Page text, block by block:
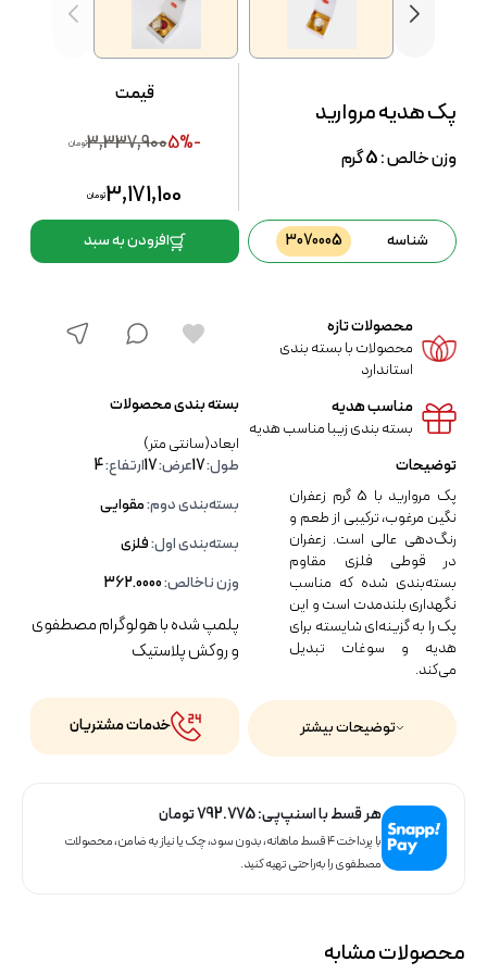
پک هدیه مروارید
وزن خالص :5گرم
توضیحات
پک مروارید با 5 گرم زعفران
نگین مرغوب، ترکیبی از طعم و
رنگ‌دهی عالی است. زعفران
در قوطی فلزی مقاوم
بسته‌بندی شده که مناسب
نگهداری بلندمدت است و این
پک را به گزینه‌ای شایسته برای
هدیه و سوغات تبدیل
می‌کند.
بسته بندی محصولات
ابعاد(سانتی متر)
طول:17عرض:17ارتفاع:4
بسته‌بندی دوم:مقوایی
بسته‌بندی اول:فلزی
وزن ناخالص:362.0000
پلمپ شده با هولوگرام مصطفوی
و روکش پلاستیک
محصولات تازه
محصولات با بسته بندی
استاندارد
مناسب هدیه
بسته بندی زیبا مناسب هدیه
خدمات مشتریان
قیمت
-5%
3,337,900تومان
3,171,100تومان
افزودن به سبد شناسه 3070005
توضیحات بیشتر
هر قسط با اسنپ‌پی:792.775تومان
با پرداخت ۴ قسط ماهانه، بدون سود، چک یا نیاز به ضامن، محصولات
مصطفوی را به‌راحتی تهیه کنید.
محصولات مشابه